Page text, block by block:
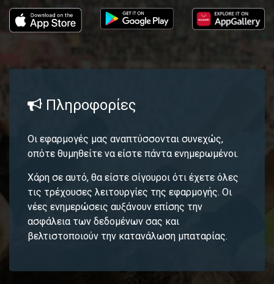
Πληροφορίες
Οι εφαρμογές μας αναπτύσσονται συνεχώς,
οπότε θυμηθείτε να είστε πάντα ενημερωμένοι.
Χάρη σε αυτό, θα είστε σίγουροι ότι έχετε όλες
τις τρέχουσες λειτουργίες της εφαρμογής. Οι
νέες ενημερώσεις αυξάνουν επίσης την
ασφάλεια των δεδομένων σας και
βελτιστοποιούν την κατανάλωση μπαταρίας.